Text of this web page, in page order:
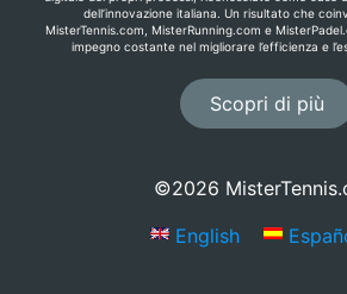
dell’innovazione italiana. Un risultato che
MisterTennis.com, MisterRunning.com e
impegno costante nel migliorare l’efficienza e
Scopri di più
©2026
English